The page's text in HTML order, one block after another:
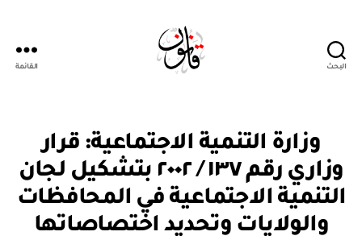
البحث القائمة
التصنيفات
ار
و
زا
ر
وزارة التنمية الاجتماعية: قرار
وزاري رقم ١٣٧ / ٢٠٠٢ بتشكيل لجان
التنمية الاجتماعية في المحافظات
والولايات وتحديد اختصاصاتها
بو
ا
س